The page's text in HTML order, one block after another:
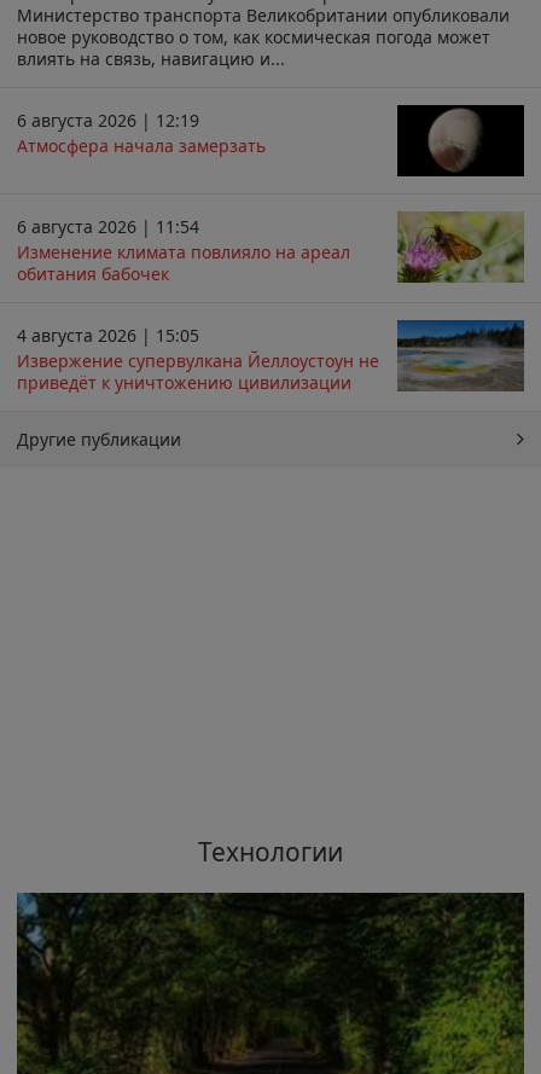
Министерство транспорта Великобритании опубликовали
новое руководство о том, как космическая погода может
влиять на связь, навигацию и...
6 августа 2026 | 12:19
Атмосфера начала замерзать
6 августа 2026 | 11:54
Изменение климата повлияло на ареал
обитания бабочек
4 августа 2026 | 15:05
Извержение супервулкана Йеллоустоун не
приведёт к уничтожению цивилизации
Другие публикации
Технологии